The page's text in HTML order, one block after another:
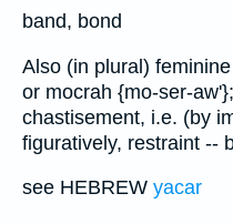
band, bond
Also (in plural)
or mocrah {mo-ser-
chastisement, i.e. (by
figuratively, restraint --
see HEBREW yacar